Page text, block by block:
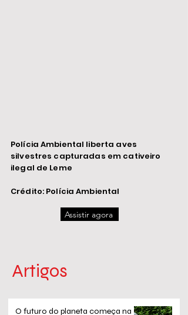
Polícia Ambiental liberta aves
silvestres capturadas em cativeiro
ilegal de Leme
Crédito: Polícia Ambiental
Assistir agora
Artigos
O futuro do planeta começa na